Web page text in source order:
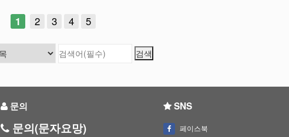
1 2 3 4 5
문의
문의(문자요망)
SNS
페이스북